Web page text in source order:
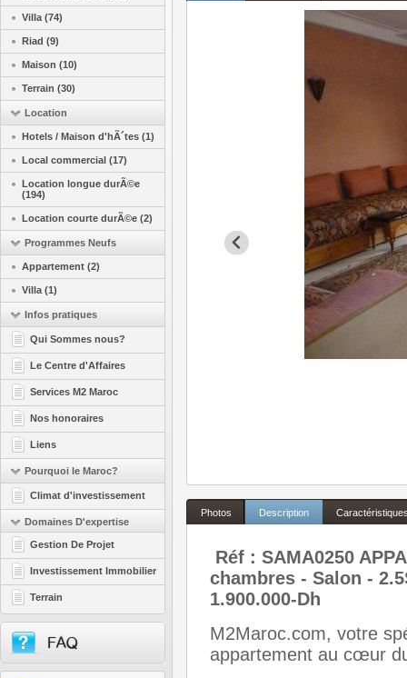
Villa (74)
Riad (9)
Maison (10)
Terrain (30)
Location
Hotels / Maison d'hÃ´tes (1)
Local commercial (17)
Location longue durÃ©e
(194)
Location courte durÃ©e (2)
Programmes Neufs
Appartement (2)
Villa (1)
Infos pratiques
Qui Sommes nous?
Le Centre d'Affaires
Services M2 Maroc
Nos honoraires
Liens
Pourquoi le Maroc?
Climat d'investissement
Domaines D'expertise
Gestion De Projet
Investissement Immobilier
Terrain
Photos Description
Réf : SAMA0250
chambres - Salon -
1.900.000-Dh
M2Maroc.com, votre
appartement au cœur